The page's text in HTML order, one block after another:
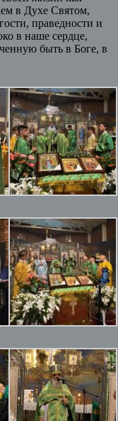
в Духе Святом,
праведности и
в наше сердце,
быть в Боге, в